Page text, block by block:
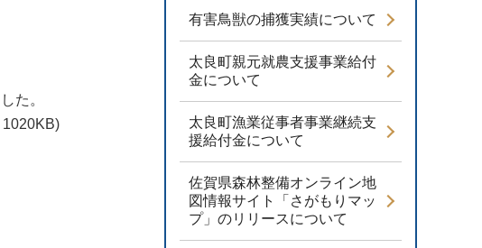
有害鳥獣の捕獲実績について
太良町親元就農支援事業給付
金について
太良町漁業従事者事業継続支
援給付金について
佐賀県森林整備オンライン地
図情報サイト「さがもりマッ
プ」のリリースについて
た。